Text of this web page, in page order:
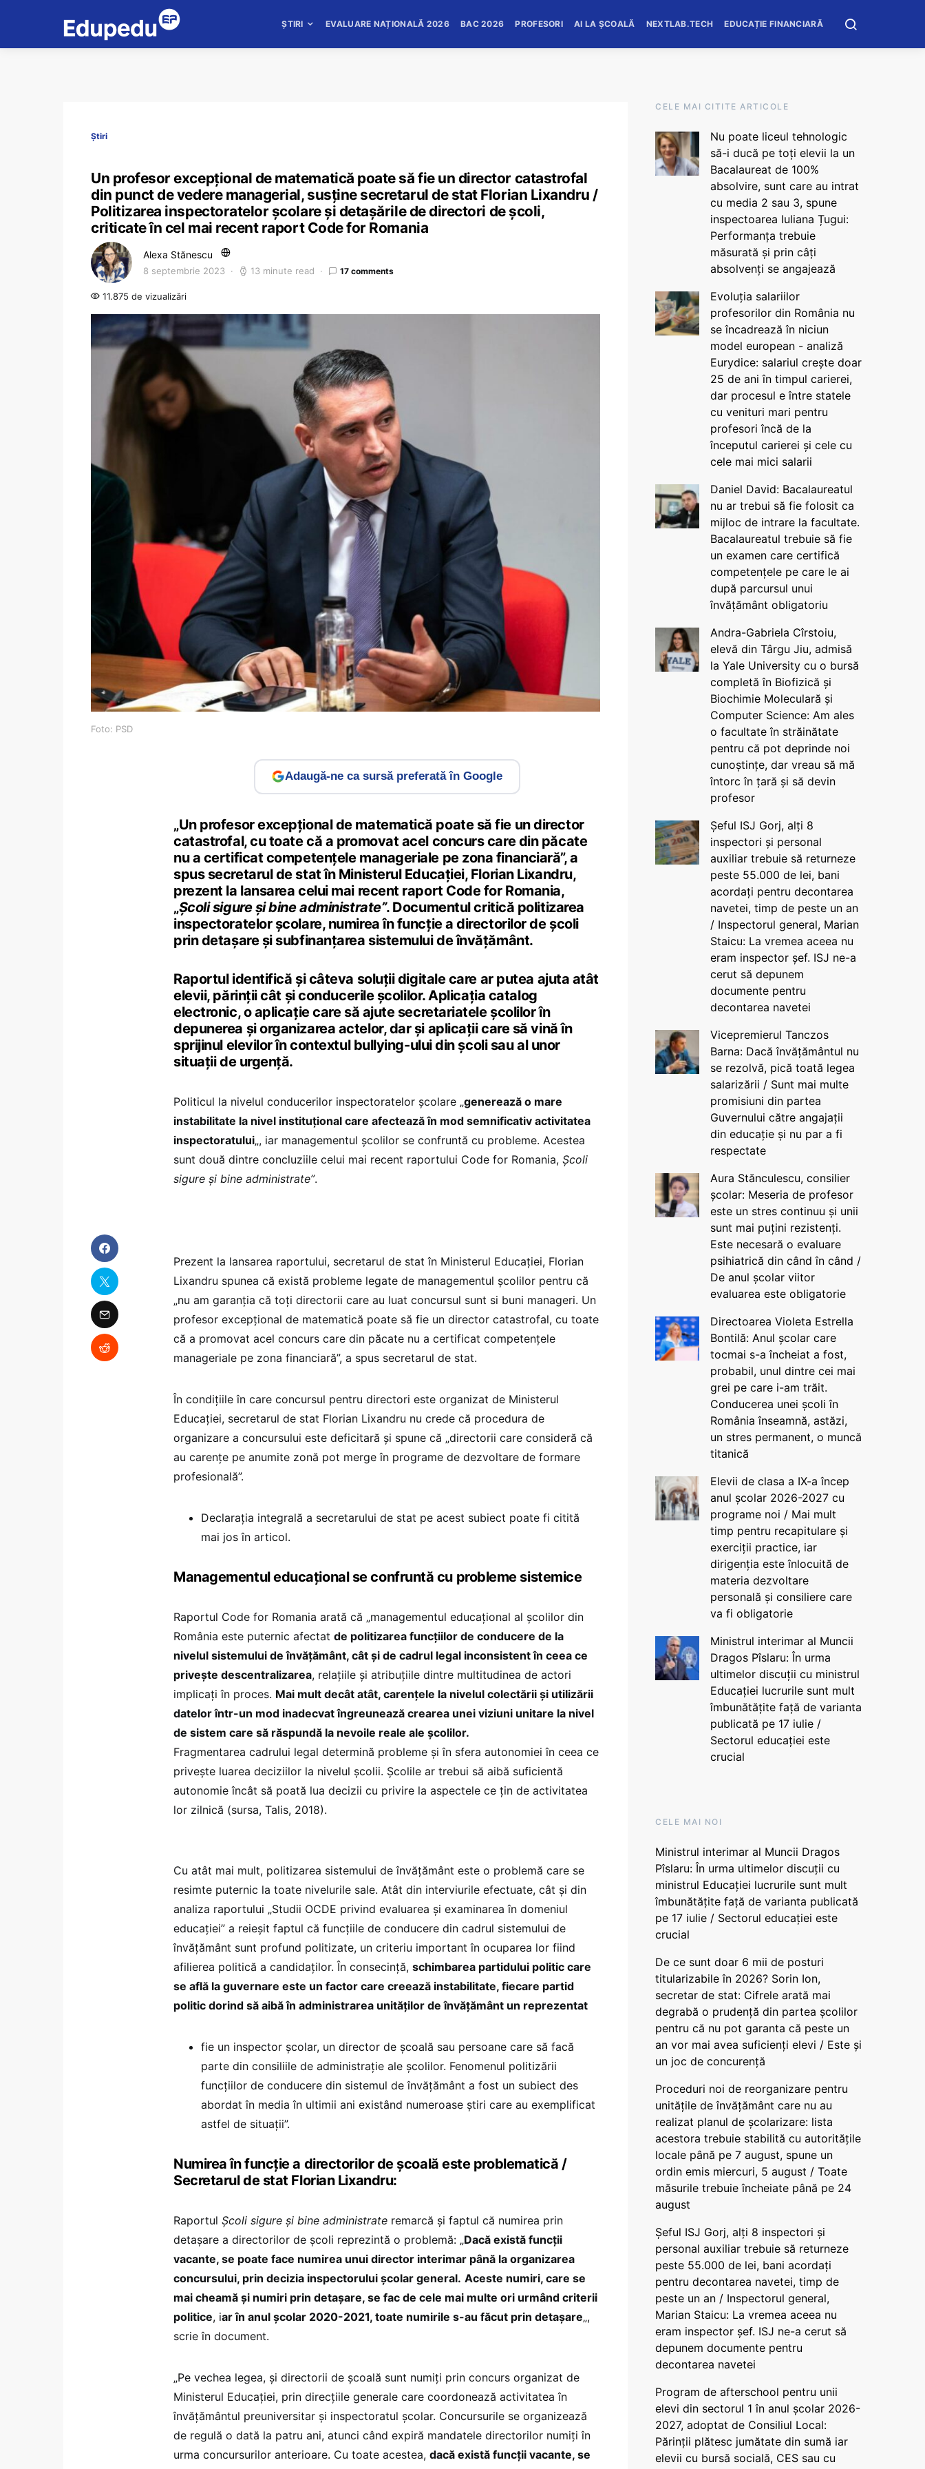
ȘTIRI EVALUARE NAȚIONALĂ 2026 BAC 2026 PROFESORI AI LA ȘCOALĂ NEXTLAB.TECH EDUCAȚIE FINANCIARĂ
Știri
Un profesor excepțional de matematică poate să fie un director catastrofal
din punct de vedere managerial, susține secretarul de stat Florian Lixandru /
Politizarea inspectoratelor școlare și detașările de directori de școli,
criticate în cel mai recent raport Code for Romania
Alexa Stănescu
8 septembrie 2023 13 minute read 17 comments
11.875 de vizualizări
Foto: PSD
Adaugă-ne ca sursă preferată în Google
„Un profesor excepțional de matematică poate să fie un director
catastrofal, cu toate că a promovat acel concurs care din păcate
nu a certificat competențele manageriale pe zona financiară”, a
spus secretarul de stat în Ministerul Educației, Florian Lixandru,
prezent la lansarea celui mai recent raport Code for Romania,
„Școli sigure și bine administrate”. Documentul critică politizarea
inspectoratelor școlare, numirea în funcție a directorilor de școli
prin detașare și subfinanțarea sistemului de învățământ.
Raportul identifică și câteva soluții digitale care ar putea ajuta atât
elevii, părinții cât și conducerile școlilor. Aplicația catalog
electronic, o aplicație care să ajute secretariatele școlilor în
depunerea și organizarea actelor, dar și aplicații care să vină în
sprijinul elevilor în contextul bullying-ului din școli sau al unor
situații de urgență.
Politicul la nivelul conducerilor inspectoratelor școlare „generează o mare
instabilitate la nivel instituțional care afectează în mod semnificativ activitatea
inspectoratului„, iar managementul școlilor se confruntă cu probleme. Acestea
sunt două dintre concluziile celui mai recent raportului Code for Romania, Școli
sigure și bine administrate”.
Prezent la lansarea raportului, secretarul de stat în Ministerul Educației, Florian
Lixandru spunea că există probleme legate de managementul școlilor pentru că
„nu am garanția că toți directorii care au luat concursul sunt si buni manageri. Un
profesor excepțional de matematică poate să fie un director catastrofal, cu toate
că a promovat acel concurs care din păcate nu a certificat competențele
manageriale pe zona financiară”, a spus secretarul de stat.
În condițiile în care concursul pentru directori este organizat de Ministerul
Educației, secretarul de stat Florian Lixandru nu crede că procedura de
organizare a concursului este deficitară și spune că „directorii care consideră că
au carențe pe anumite zonă pot merge în programe de dezvoltare de formare
profesională”.
Declarația integrală a secretarului de stat pe acest subiect poate fi citită
mai jos în articol.
Managementul educațional se confruntă cu probleme sistemice
Raportul Code for Romania arată că „managementul educațional al școlilor din
România este puternic afectat de politizarea funcțiilor de conducere de la
nivelul sistemului de învățământ, cât și de cadrul legal inconsistent în ceea ce
privește descentralizarea, relațiile și atribuțiile dintre multitudinea de actori
implicați în proces. Mai mult decât atât, carențele la nivelul colectării și utilizării
datelor într-un mod inadecvat îngreunează crearea unei viziuni unitare la nivel
de sistem care să răspundă la nevoile reale ale școlilor.
Fragmentarea cadrului legal determină probleme și în sfera autonomiei în ceea ce
privește luarea deciziilor la nivelul școlii. Școlile ar trebui să aibă suficientă
autonomie încât să poată lua decizii cu privire la aspectele ce țin de activitatea
lor zilnică (sursa, Talis, 2018).
Cu atât mai mult, politizarea sistemului de învățământ este o problemă care se
resimte puternic la toate nivelurile sale. Atât din interviurile efectuate, cât și din
analiza raportului „Studii OCDE privind evaluarea și examinarea în domeniul
educației” a reieșit faptul că funcțiile de conducere din cadrul sistemului de
învățământ sunt profund politizate, un criteriu important în ocuparea lor fiind
afilierea politică a candidaților. În consecință, schimbarea partidului politic care
se află la guvernare este un factor care creează instabilitate, fiecare partid
politic dorind să aibă în administrarea unităților de învățământ un reprezentat
fie un inspector școlar, un director de școală sau persoane care să facă
parte din consiliile de administrație ale școlilor. Fenomenul politizării
funcțiilor de conducere din sistemul de învățământ a fost un subiect des
abordat în media în ultimii ani existând numeroase știri care au exemplificat
astfel de situații”.
Numirea în funcție a directorilor de școală este problematică /
Secretarul de stat Florian Lixandru:
Raportul Școli sigure și bine administrate remarcă și faptul că numirea prin
detașare a directorilor de școli reprezintă o problemă: „Dacă există funcții
vacante, se poate face numirea unui director interimar până la organizarea
concursului, prin decizia inspectorului școlar general. Aceste numiri, care se
mai cheamă și numiri prin detașare, se fac de cele mai multe ori urmând criterii
politice, iar în anul școlar 2020-2021, toate numirile s-au făcut prin detașare„,
scrie în document.
„Pe vechea legea, și directorii de școală sunt numiți prin concurs organizat de
Ministerul Educației, prin direcțiile generale care coordonează activitatea în
învățământul preuniversitar și inspectoratul școlar. Concursurile se organizează
de regulă o dată la patru ani, atunci când expiră mandatele directorilor numiți în
urma concursurilor anterioare. Cu toate acestea, dacă există funcții vacante, se
CELE MAI CITITE ARTICOLE
Nu poate liceul tehnologic
să-i ducă pe toți elevii la un
Bacalaureat de 100%
absolvire, sunt care au intrat
cu media 2 sau 3, spune
inspectoarea Iuliana Țugui:
Performanța trebuie
măsurată și prin câți
absolvenți se angajează
Evoluția salariilor
profesorilor din România nu
se încadrează în niciun
model european - analiză
Eurydice: salariul crește doar
25 de ani în timpul carierei,
dar procesul e între statele
cu venituri mari pentru
profesori încă de la
începutul carierei și cele cu
cele mai mici salarii
Daniel David: Bacalaureatul
nu ar trebui să fie folosit ca
mijloc de intrare la facultate.
Bacalaureatul trebuie să fie
un examen care certifică
competențele pe care le ai
după parcursul unui
învățământ obligatoriu
Andra-Gabriela Cîrstoiu,
elevă din Târgu Jiu, admisă
la Yale University cu o bursă
completă în Biofizică și
Biochimie Moleculară și
Computer Science: Am ales
o facultate în străinătate
pentru că pot deprinde noi
cunoștințe, dar vreau să mă
întorc în țară și să devin
profesor
Șeful ISJ Gorj, alți 8
inspectori și personal
auxiliar trebuie să returneze
peste 55.000 de lei, bani
acordați pentru decontarea
navetei, timp de peste un an
/ Inspectorul general, Marian
Staicu: La vremea aceea nu
eram inspector șef. ISJ ne-a
cerut să depunem
documente pentru
decontarea navetei
Vicepremierul Tanczos
Barna: Dacă învățământul nu
se rezolvă, pică toată legea
salarizării / Sunt mai multe
promisiuni din partea
Guvernului către angajații
din educație și nu par a fi
respectate
Aura Stănculescu, consilier
școlar: Meseria de profesor
este un stres continuu și unii
sunt mai puțini rezistenți.
Este necesară o evaluare
psihiatrică din când în când /
De anul școlar viitor
evaluarea este obligatorie
Directoarea Violeta Estrella
Bontilă: Anul școlar care
tocmai s-a încheiat a fost,
probabil, unul dintre cei mai
grei pe care i-am trăit.
Conducerea unei școli în
România înseamnă, astăzi,
un stres permanent, o muncă
titanică
Elevii de clasa a IX-a încep
anul școlar 2026-2027 cu
programe noi / Mai mult
timp pentru recapitulare și
exerciții practice, iar
dirigenția este înlocuită de
materia dezvoltare
personală și consiliere care
va fi obligatorie
Ministrul interimar al Muncii
Dragos Pîslaru: În urma
ultimelor discuții cu ministrul
Educației lucrurile sunt mult
îmbunătățite față de varianta
publicată pe 17 iulie /
Sectorul educației este
crucial
CELE MAI NOI
Ministrul interimar al Muncii Dragos
Pîslaru: În urma ultimelor discuții cu
ministrul Educației lucrurile sunt mult
îmbunătățite față de varianta publicată
pe 17 iulie / Sectorul educației este
crucial
De ce sunt doar 6 mii de posturi
titularizabile în 2026? Sorin Ion,
secretar de stat: Cifrele arată mai
degrabă o prudență din partea școlilor
pentru că nu pot garanta că peste un
an vor mai avea suficienți elevi / Este și
un joc de concurență
Proceduri noi de reorganizare pentru
unitățile de învățământ care nu au
realizat planul de școlarizare: lista
acestora trebuie stabilită cu autoritățile
locale până pe 7 august, spune un
ordin emis miercuri, 5 august / Toate
măsurile trebuie încheiate până pe 24
august
Șeful ISJ Gorj, alți 8 inspectori și
personal auxiliar trebuie să returneze
peste 55.000 de lei, bani acordați
pentru decontarea navetei, timp de
peste un an / Inspectorul general,
Marian Staicu: La vremea aceea nu
eram inspector șef. ISJ ne-a cerut să
depunem documente pentru
decontarea navetei
Program de afterschool pentru unii
elevi din sectorul 1 în anul școlar 2026-
2027, adoptat de Consiliul Local:
Părinții plătesc jumătate din sumă iar
elevii cu bursă socială, CES sau cu